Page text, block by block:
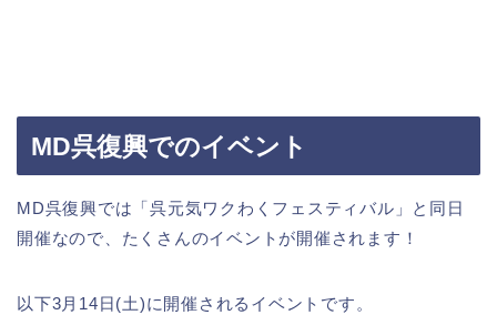
MD呉復興でのイベント
MD呉復興では「呉元気ワクわくフェスティバル」と同日
開催なので、たくさんのイベントが開催されます！
以下3月14日(土)に開催されるイベントです。